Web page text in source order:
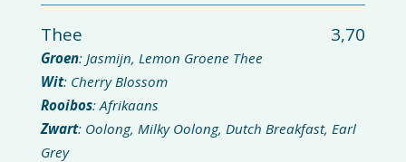
Thee 3,70
Groen: Jasmijn, Lemon Groene Thee
Wit: Cherry Blossom
Rooibos: Afrikaans
Zwart: Oolong, Milky Oolong, Dutch Breakfast, Earl
Grey